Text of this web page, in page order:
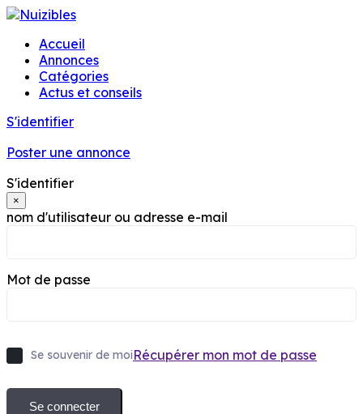
Skip
contentAccueil
Annonces
Catégories
Actus et conseils
S'identifier
Poster une annonce
S'identifier
×
nom d'utilisateur ou adresse e-mail
Mot de passe
Se souvenir de moiRécupérer mon mot de passe
Se connecter